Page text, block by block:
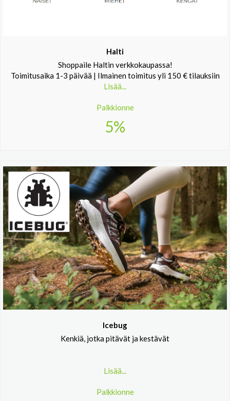
Halti
Shoppaile Haltin verkkokaupassa!
Toimitusaika 1-3 päivää | Ilmainen toimitus yli 150 € tilauksiin
Lisää...
Palkkionne
5%
Icebug
Kenkiä, jotka pitävät ja kestävät
Lisää...
Palkkionne